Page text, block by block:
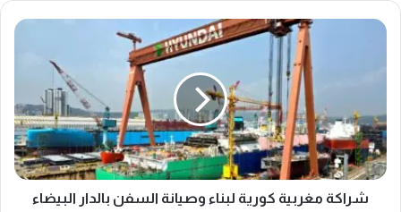
شراكة
السفن
بالدار
البيضاء
شراكة مغربية كورية لبناء وصيانة السفن بالدار البيضاء